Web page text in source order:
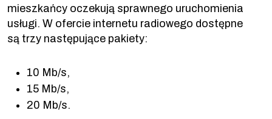
mieszkańcy oczekują sprawnego uruchomienia
usługi. W ofercie internetu radiowego dostępne
są trzy następujące pakiety:
10 Mb/s,
15 Mb/s,
20 Mb/s.